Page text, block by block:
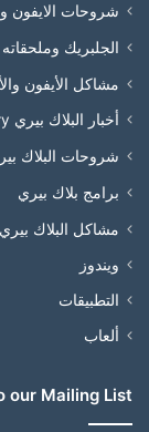
شروحات الايفون
الجلبريك وملحقاته
مشاكل الأيفون
أخبار البلاك بيري BlackBerry
شروحات البلاك
برامج بلاك بيري
مشاكل البلاك بيري
ويندوز
التطبيقات
ألعاب
our Mailing List